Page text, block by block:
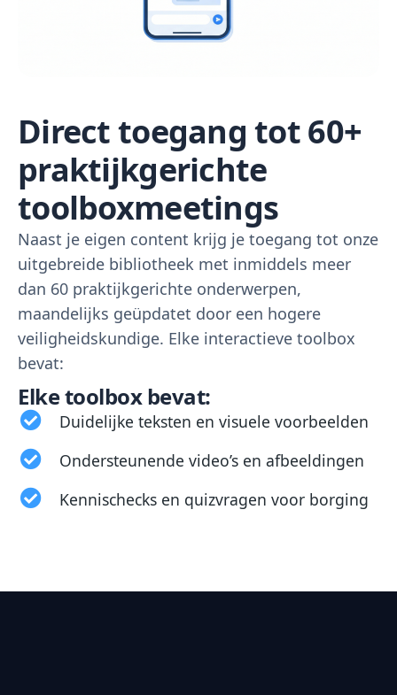
Direct toegang tot 60+
praktijkgerichte
toolboxmeetings
Naast je eigen content krijg je toegang tot onze
uitgebreide bibliotheek met inmiddels meer
dan 60 praktijkgerichte onderwerpen,
maandelijks geüpdatet door een hogere
veiligheidskundige. Elke interactieve toolbox
bevat:
Elke toolbox bevat:
Duidelijke teksten en visuele voorbeelden
Ondersteunende video’s en afbeeldingen
Kennischecks en quizvragen voor borging